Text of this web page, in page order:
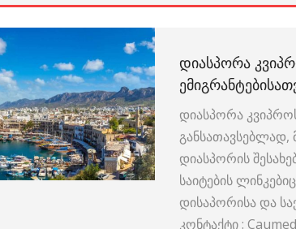
ᲓᲘᲐᲡᲞᲝᲠᲐ
დიასპორა
დიასპორის
საიტების
დისაპორისა და
კონტაქტი :